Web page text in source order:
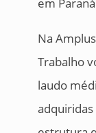
em
Na
Trabalho
laudo